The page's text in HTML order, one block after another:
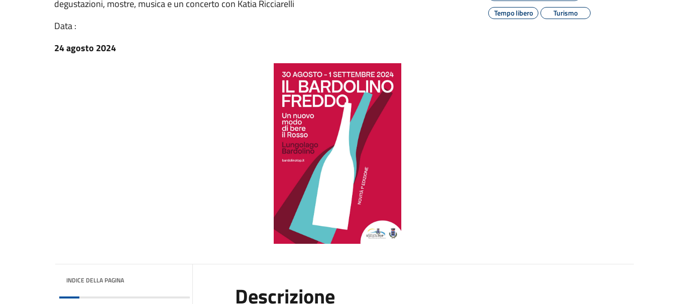
degustazioni, mostre, musica e un concerto con Katia Ricciarelli
Data :
24 agosto 2024
Tempo libero
Turismo
INDICE DELLA PAGINA
Descrizione